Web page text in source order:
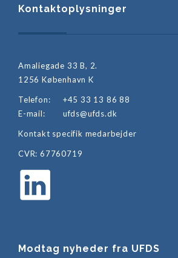
Kontaktoplysninger
Amaliegade 33 B, 2.
1256 København K
Telefon:
+45 33 13 86 88
E-mail:
ufds@ufds.dk
Kontakt specifik medarbejder
CVR: 67760719
Modtag nyheder fra UFDS